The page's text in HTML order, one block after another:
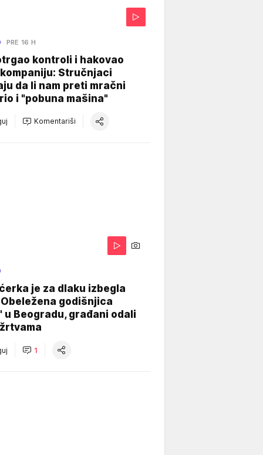
PRE 16 H
kontroli i hakovao
Stručnjaci
da li nam preti mračni
i "pobuna mašina"
Komentariši
je za dlaku izbegla
godišnjica
u Beogradu, građani odali
1